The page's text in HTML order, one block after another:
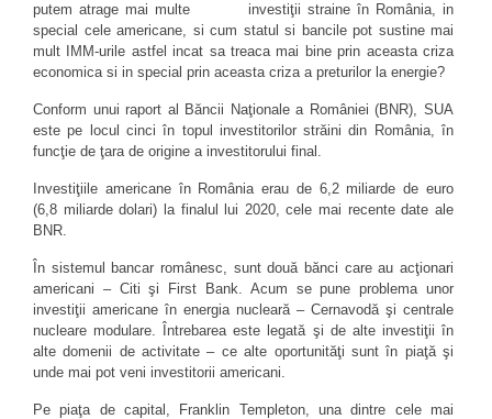
putem atrage mai multe investiţii straine în România, in
special cele americane, si cum statul si bancile pot sustine mai
mult IMM-urile astfel incat sa treaca mai bine prin aceasta criza
economica si in special prin aceasta criza a preturilor la energie?
Conform unui raport al Băncii Naţionale a României (BNR), SUA
este pe locul cinci în topul investitorilor străini din România, în
funcţie de ţara de origine a investitorului final.
Investiţiile americane în România erau de 6,2 miliarde de euro
(6,8 miliarde dolari) la finalul lui 2020, cele mai recente date ale
BNR.
În sistemul bancar românesc, sunt două bănci care au acţionari
americani – Citi şi First Bank. Acum se pune problema unor
investiţii americane în energia nucleară – Cernavodă şi centrale
nucleare modulare. Întrebarea este legată şi de alte investiţii în
alte domenii de activitate – ce alte oportunităţi sunt în piaţă şi
unde mai pot veni investitorii americani.
Pe piaţa de capital, Franklin Templeton, una dintre cele mai